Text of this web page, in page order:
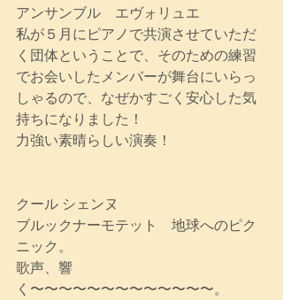
アンサンブル　エヴォリュエ
私が５月にピアノで共演させていただ
く団体ということで、そのための練習
でお会いしたメンバーが舞台にいらっ
しゃるので、なぜかすごく安心した気
持ちになりました！
力強い素晴らしい演奏！
クール シェンヌ
ブルックナーモテット　地球へのピク
ニック。
歌声、響
く〜〜〜〜〜〜〜〜〜〜〜〜〜。